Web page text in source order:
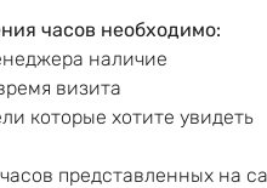
часов необходимо:
наличие
визита
которые хотите увидеть
представленных на